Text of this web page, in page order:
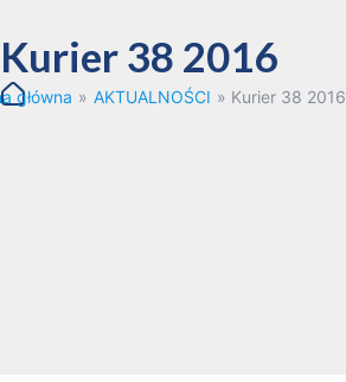
Kurier 38 2016
główna » AKTUALNOŚCI » Kurier 38 2016